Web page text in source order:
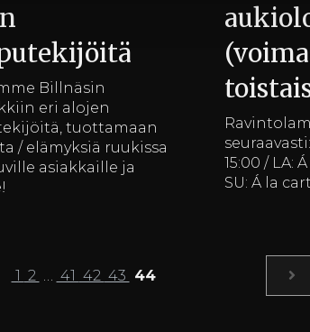
Billnäsin
eri alojen
tuottamaan
/ elämyksiä ruukissa
asiakkaille ja
15:00 / LA:
SU: Á la
1 2 … 41 42 43 44